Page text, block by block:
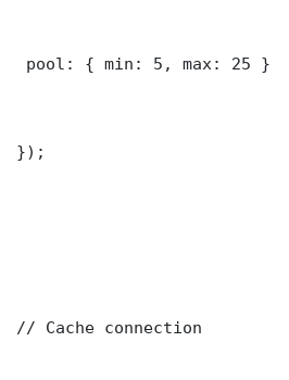
pool: { min: 5, max: 25 }
});
// Cache connection